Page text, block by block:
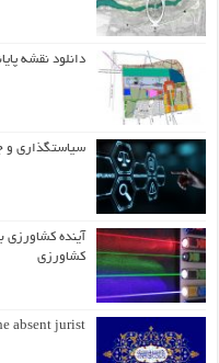
دانلود نقشه
سیاستگذاری و
آینده کشاورزی
کشاورزی
absent jurist